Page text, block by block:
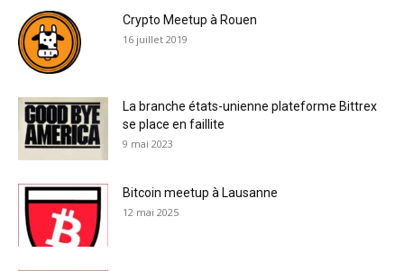
Crypto Meetup à Rouen
16 juillet 2019
La branche états-unienne plateforme Bittrex
se place en faillite
9 mai 2023
Bitcoin meetup à Lausanne
12 mai 2025